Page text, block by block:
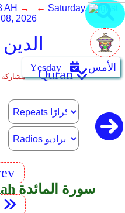
الدين
AH → ← Saturday, August
08, 2026
Yẹsday الأمس
مشاركة Quran
5. Surah Al-Mâ'idah سورة المائدة